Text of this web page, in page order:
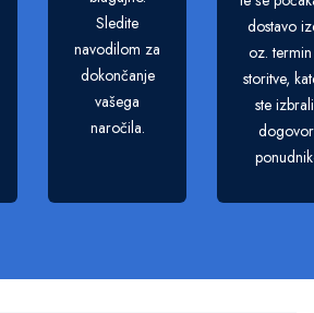
Sledite
navodilom za
dokončanje
vašega
naročila.
dostavo
oz.
storitve,
ste